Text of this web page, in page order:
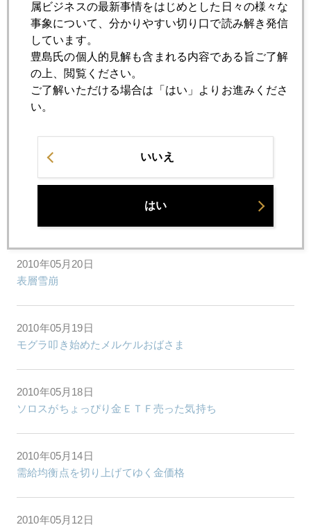
2010年05月26日
リーマンショックの再来か
2010年05月25日
流動性とソルベンシ―
2010年05月24日
南欧、規制、中国のトリプル安
2010年05月20日
表層雪崩
2010年05月19日
モグラ叩き始めたメルケルおばさま
2010年05月18日
ソロスがちょっぴり金ＥＴＦ売った気持ち
2010年05月14日
需給均衡点を切り上げてゆく金価格
2010年05月12日
属ビジネスの最新事情をはじめとした日々の様々な
事象について、分かりやすい切り口で読み解き発信
しています。
豊島氏の個人的見解も含まれる内容である旨ご了解
の上、閲覧ください。
ご了解いただける場合は「はい」よりお進みくださ
い。
いいえ
はい